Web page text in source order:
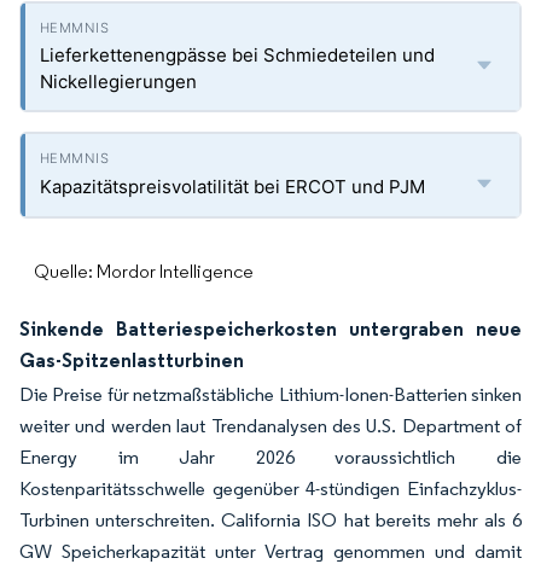
Lieferkettenengpässe bei Schmiedeteilen und
Nickellegierungen
Kapazitätspreisvolatilität bei ERCOT und PJM
Quelle: Mordor Intelligence
Sinkende Batteriespeicherkosten untergraben neue
Gas-Spitzenlastturbinen
Die Preise für netzmaßstäbliche Lithium-Ionen-Batterien sinken
weiter und werden laut Trendanalysen des U.S. Department of
Energy im Jahr 2026 voraussichtlich die
Kostenparitätsschwelle gegenüber 4-stündigen Einfachzyklus-
Turbinen unterschreiten. California ISO hat bereits mehr als 6
GW Speicherkapazität unter Vertrag genommen und damit